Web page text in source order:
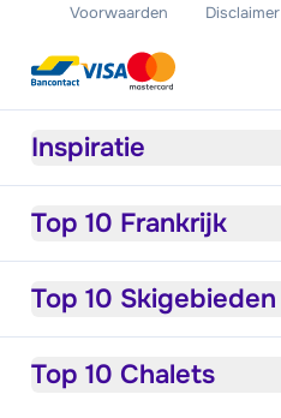
Voorwaarden Disclaimer
Inspiratie
Top 10 Frankrijk
Top 10 Skigebieden
Top 10 Chalets